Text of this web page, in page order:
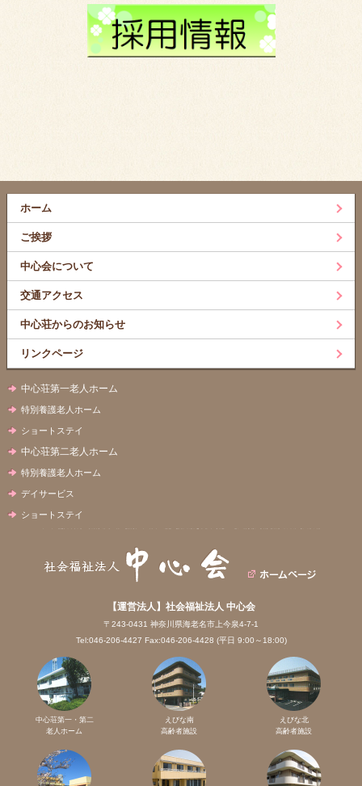
ホーム
ご挨拶
中心会について
交通アクセス
中心荘からのお知らせ
リンクページ
中心荘第一老人ホーム
特別養護老人ホーム
ショートステイ
中心荘第二老人ホーム
特別養護老人ホーム
デイサービス
ショートステイ
【運営法人】社会福祉法人 中心会
〒243-0431 神奈川県海老名市上今泉4-7-1
Tel:046-206-4427 Fax:046-206-4428 (平日 9:00～18:00)
中心荘第一・第二
老人ホーム
えびな南
高齢者施設
えびな北
高齢者施設